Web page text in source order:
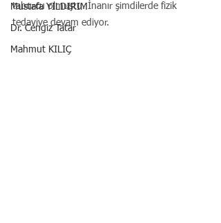
Mustafa YILDIRIM
Dr. Cengiz Tatar
Mahmut KILIÇ
taburcu olmuştu. İnanır şimdilerde fizik
tedaviye devam ediyor.